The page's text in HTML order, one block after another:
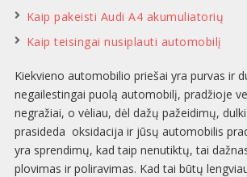
Kaip pakeisti Audi A4 akumuliatorių
Kaip teisingai nusiplauti automobilį
Kiekvieno automobilio priešai yra purvas ir
negailestingai puolą automobilį, pradžioje
negražiai, o vėliau, dėl dažų pažeidimų,
prasideda oksidacija ir jūsų automobilis
yra sprendimų, kad taip nenutiktų, tai
plovimas ir poliravimas. Kad tai būtų